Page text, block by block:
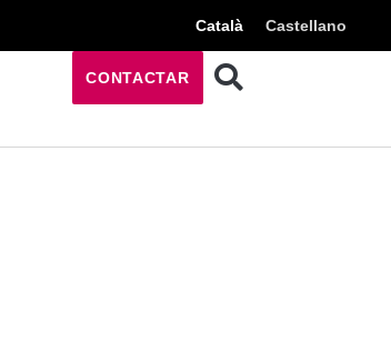
Català Castellano
CONTACTAR